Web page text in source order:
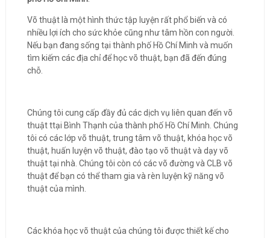
Võ thuật là một hình thức tập luyện rất phổ biến và có
nhiều lợi ích cho sức khỏe cũng như tâm hồn con người.
Nếu bạn đang sống tại thành phố Hồ Chí Minh và muốn
tìm kiếm các địa chỉ để học võ thuật, bạn đã đến đúng
chỗ.
Chúng tôi cung cấp đầy đủ các dịch vụ liên quan đến võ
thuật ttại Bình Thạnh của thành phố Hồ Chí Minh. Chúng
tôi có các lớp võ thuật, trung tâm võ thuật, khóa học võ
thuật, huấn luyện võ thuật, đào tạo võ thuật và dạy võ
thuật tại nhà. Chúng tôi còn có các võ đường và CLB võ
thuật để bạn có thể tham gia và rèn luyện kỹ năng võ
thuật của mình.
Các khóa học võ thuật của chúng tôi được thiết kế cho